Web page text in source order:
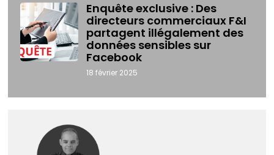
Enquête exclusive : Des
directeurs commerciaux F&I
partagent illégalement des
données sensibles sur
Facebook
18 février 2025